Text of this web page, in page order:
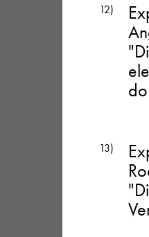
12)
13)